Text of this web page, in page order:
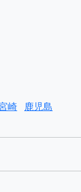
崎
鹿児島
ジ